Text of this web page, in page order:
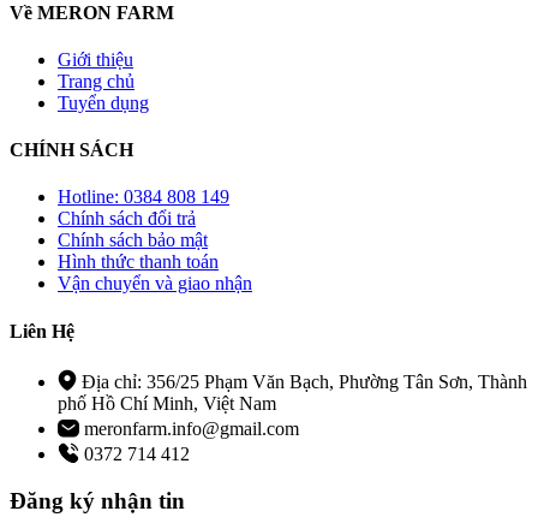
Về MERON FARM
Giới thiệu
Trang chủ
Tuyển dụng
CHÍNH SÁCH
Hotline: 0384 808 149
Chính sách đổi trả
Chính sách bảo mật
Hình thức thanh toán
Vận chuyển và giao nhận
Liên Hệ
Địa chỉ: 356/25 Phạm Văn Bạch, Phường Tân Sơn, Thành
phố Hồ Chí Minh, Việt Nam
meronfarm.info@gmail.com
0372 714 412
Đăng ký nhận tin